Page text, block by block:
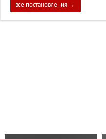
все постановления →